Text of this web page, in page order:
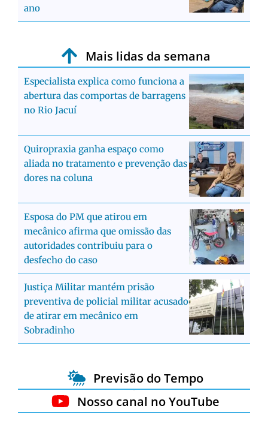
ano
Mais lidas da semana
Especialista explica como funciona a
abertura das comportas de barragens
no Rio Jacuí
Quiropraxia ganha espaço como
aliada no tratamento e prevenção das
dores na coluna
Esposa do PM que atirou em
mecânico afirma que omissão das
autoridades contribuiu para o
desfecho do caso
Justiça Militar mantém prisão
preventiva de policial militar acusado
de atirar em mecânico em
Sobradinho
Previsão do Tempo
Nosso canal no YouTube